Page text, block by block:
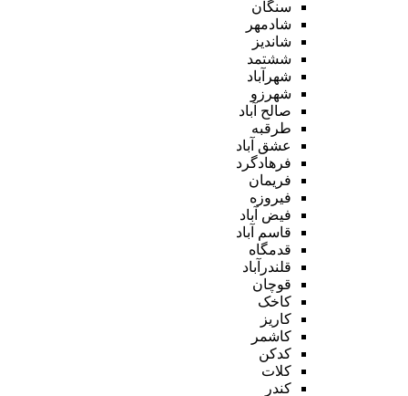
سنگان
شادمهر
شاندیز
ششتمد
شهرآباد
شهرزو
صالح آباد
طرقبه
عشق آباد
فرهادگرد
فریمان
فیروزه
فیض آباد
قاسم آباد
قدمگاه
قلندرآباد
قوچان
کاخک
کاریز
کاشمر
کدکن
کلات
کندر